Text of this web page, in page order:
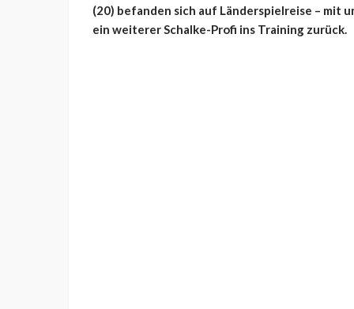
(20) befanden sich auf Länderspielreise – mit
ein weiterer Schalke-Profi ins Training zurück.